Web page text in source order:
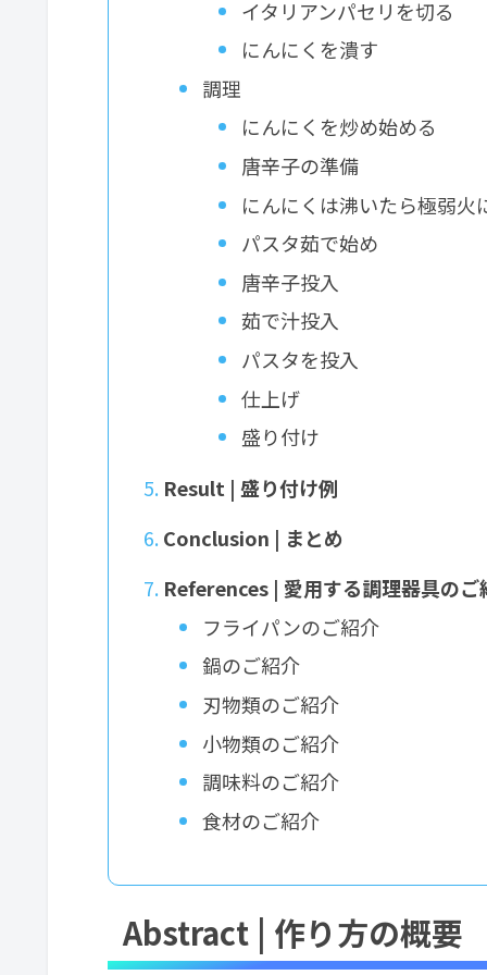
イタリアンパセリを切る
にんにくを潰す
調理
にんにくを炒め始める
唐辛子の準備
にんにくは沸いたら極弱火
パスタ茹で始め
唐辛子投入
茹で汁投入
パスタを投入
仕上げ
盛り付け
Result | 盛り付け例
Conclusion | まとめ
References | 愛用する調理器具のご
フライパンのご紹介
鍋のご紹介
刃物類のご紹介
小物類のご紹介
調味料のご紹介
食材のご紹介
Abstract | 作り方の概要